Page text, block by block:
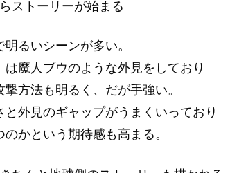
ストーリーが始まる
るいシーンが多い。
魔人ブウのような外見をしており
方法も明るく、だが手強い。
外見のギャップがうまくいっており
かという期待感も高まる。